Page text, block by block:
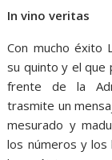
o
In vino veritas
Con mucho éxito
su quinto y el
frente de la
trasmite un
mesurado y
los números y los